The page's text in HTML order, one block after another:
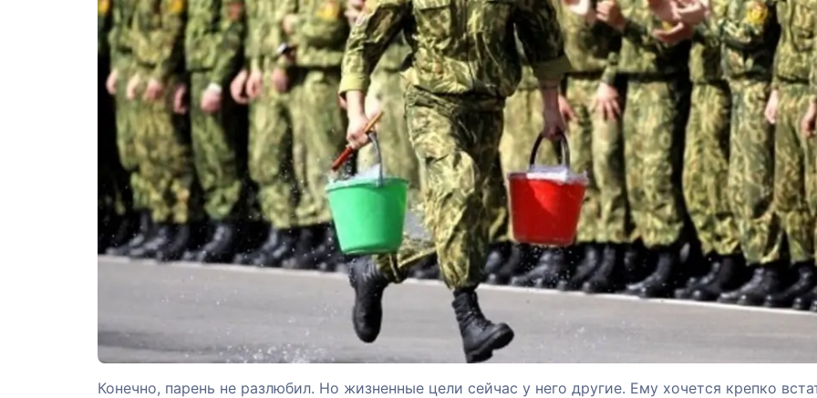
Конечно, парень не разлюбил. Но жизненные цели сейчас у него другие. Ему хочется крепко